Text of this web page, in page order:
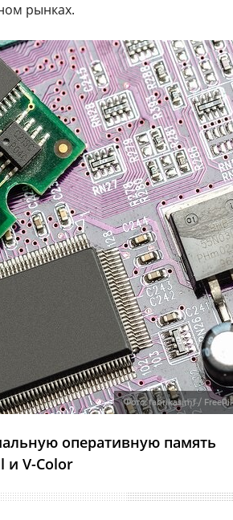
рынках.
Фото: fabrikasimf /
оперативную память
и V-Color